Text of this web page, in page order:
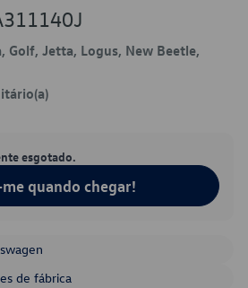
Golf, Jetta, Logus, New Beetle,
esgotado.
quando chegar!
de fábrica